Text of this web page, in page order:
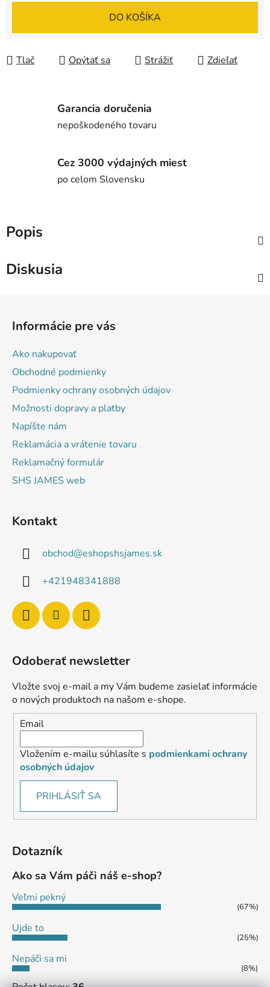
DO KOŠÍKA
Tlač Opýtať sa Strážiť Zdieľať
Garancia doručenia
nepoškodeného tovaru
Cez 3000 výdajných miest
po celom Slovensku
Popis
Diskusia
Informácie pre vás
Ako nakupovať
Obchodné podmienky
Podmienky ochrany osobných údajov
Možnosti dopravy a platby
Napíšte nám
Reklamácia a vrátenie tovaru
Reklamačný formulár
SHS JAMES web
Kontakt
obchod@eshopshsjames.sk
+421948341888
Odoberať newsletter
Vložte svoj e-mail a my Vám budeme zasielať informácie
o nových produktoch na našom e-shope.
Email
Vložením e-mailu súhlasíte s podmienkami ochrany
osobných údajov
PRIHLÁSIŤ SA
Dotazník
Ako sa Vám páči náš e-shop?
Veľmi pekný
(67%)
Ujde to
(25%)
Nepáči sa mi
(8%)